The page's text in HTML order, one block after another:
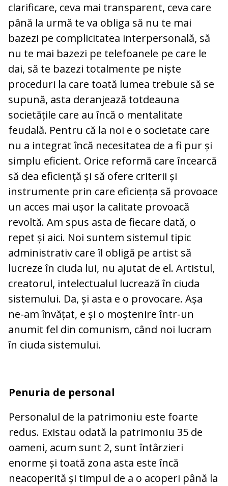
clarificare, ceva mai transparent, ceva care
până la urmă te va obliga să nu te mai
bazezi pe complicitatea interpersonală, să
nu te mai bazezi pe telefoanele pe care le
dai, să te bazezi totalmente pe niște
proceduri la care toată lumea trebuie să se
supună, asta deranjează totdeauna
societățile care au încă o mentalitate
feudală. Pentru că la noi e o societate care
nu a integrat încă necesitatea de a fi pur și
simplu eficient. Orice reformă care încearcă
să dea eficiență și să ofere criterii și
instrumente prin care eficiența să provoace
un acces mai ușor la calitate provoacă
revoltă. Am spus asta de fiecare dată, o
repet și aici. Noi suntem sistemul tipic
administrativ care îl obligă pe artist să
lucreze în ciuda lui, nu ajutat de el. Artistul,
creatorul, intelectualul lucrează în ciuda
sistemului. Da, și asta e o provocare. Așa
ne-am învățat, e și o moștenire într-un
anumit fel din comunism, când noi lucram
în ciuda sistemului.
Penuria de personal
Personalul de la patrimoniu este foarte
redus. Existau odată la patrimoniu 35 de
oameni, acum sunt 2, sunt întârzieri
enorme și toată zona asta este încă
neacoperită și timpul de a o acoperi până la